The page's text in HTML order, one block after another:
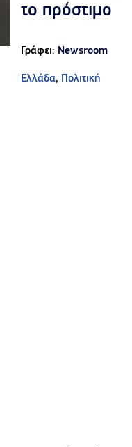
το πρόστιμο
Γράφει: Newsroom
Ελλάδα, Πολιτική